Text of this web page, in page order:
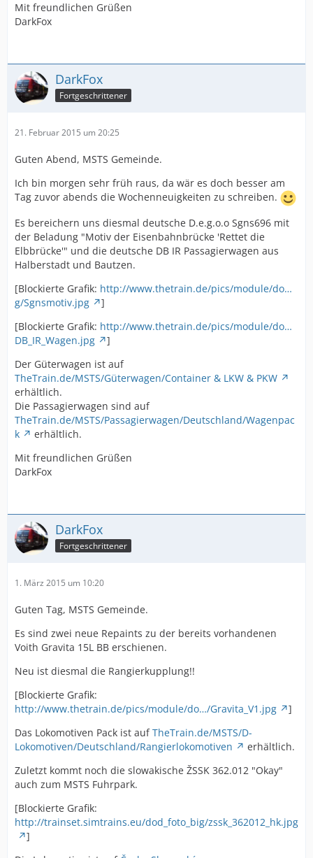
Mit freundlichen Grüßen
DarkFox
DarkFox
Fortgeschrittener
21. Februar 2015 um 20:25
Guten Abend, MSTS Gemeinde.
Ich bin morgen sehr früh raus, da wär es doch besser am
Tag zuvor abends die Wochenneuigkeiten zu schreiben.
Es bereichern uns diesmal deutsche D.e.g.o.o Sgns696 mit
der Beladung "Motiv der Eisenbahnbrücke 'Rettet die
Elbbrücke'" und die deutsche DB IR Passagierwagen aus
Halberstadt und Bautzen.
[Blockierte Grafik: http://www.thetrain.de/pics/module/do…
g/Sgnsmotiv.jpg
]
[Blockierte Grafik: http://www.thetrain.de/pics/module/do…
DB_IR_Wagen.jpg
]
Der Güterwagen ist auf
TheTrain.de/MSTS/Güterwagen/Container & LKW & PKW
erhältlich.
Die Passagierwagen sind auf
TheTrain.de/MSTS/Passagierwagen/Deutschland/Wagenpac
k
erhältlich.
Mit freundlichen Grüßen
DarkFox
DarkFox
Fortgeschrittener
1. März 2015 um 10:20
Guten Tag, MSTS Gemeinde.
Es sind zwei neue Repaints zu der bereits vorhandenen
Voith Gravita 15L BB erschienen.
Neu ist diesmal die Rangierkupplung!!
[Blockierte Grafik:
http://www.thetrain.de/pics/module/do…/Gravita_V1.jpg
]
Das Lokomotiven Pack ist aufTheTrain.de/MSTS/D-
Lokomotiven/Deutschland/Rangierlokomotiven
erhältlich.
Zuletzt kommt noch die slowakische ŽSSK 362.012 "Okay"
auch zum MSTS Fuhrpark.
[Blockierte Grafik:
http://trainset.simtrains.eu/dod_foto_big/zssk_362012_hk.jpg
]